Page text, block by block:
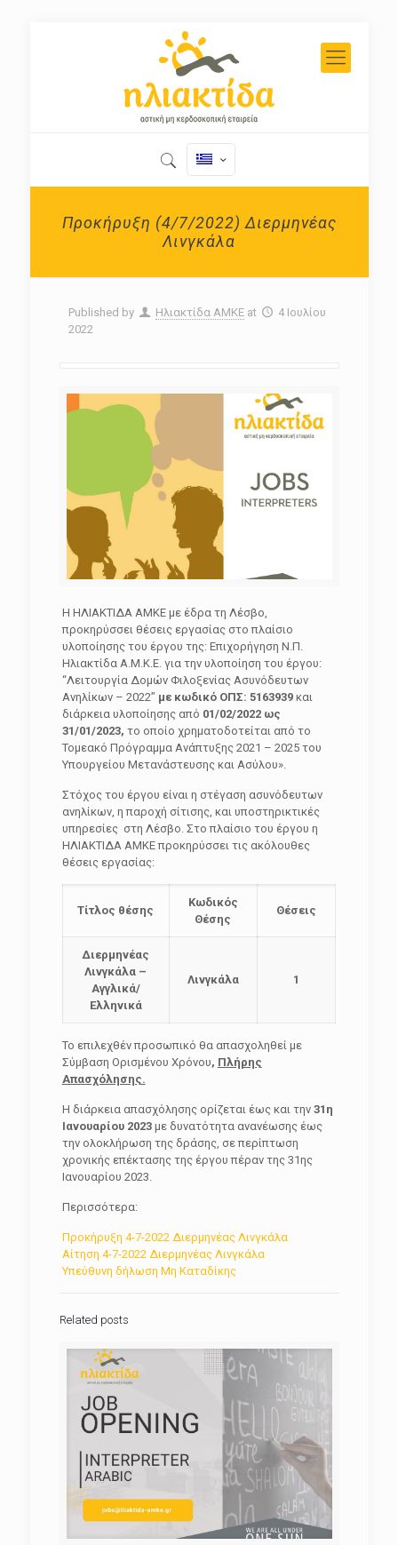
Προκήρυξη (4/7/2022) Διερμηνέας
Λινγκάλα
Published by Ηλιακτίδα ΑΜΚΕ at
4 Ιουλίου
2022
Η ΗΛΙΑΚΤΙΔΑ ΑΜΚΕ με έδρα τη Λέσβο,
προκηρύσσει θέσεις εργασίας στο πλαίσιο
υλοποίησης του έργου της: Επιχορήγηση Ν.Π.
Ηλιακτίδα Α.Μ.Κ.Ε. για την υλοποίηση του έργου:
“Λειτουργία Δομών Φιλοξενίας Ασυνόδευτων
Ανηλίκων – 2022” με κωδικό ΟΠΣ: 5163939και
διάρκεια υλοποίησης από 01/02/2022 ως
31/01/2023, το οποίο χρηματοδοτείται από το
Τομεακό Πρόγραμμα Ανάπτυξης 2021 – 2025 του
Υπουργείου Μετανάστευσης και Ασύλου».
Στόχος του έργου είναι η στέγαση ασυνόδευτων
ανηλίκων, η παροχή σίτισης, και υποστηρικτικές
υπηρεσίες στη Λέσβο. Στο πλαίσιο του έργου η
ΗΛΙΑΚΤΙΔΑ ΑΜΚΕ προκηρύσσει τις ακόλουθες
θέσεις εργασίας:
Τίτλος θέσης
Κωδικός
Θέσης
Θέσεις
Διερμηνέας
Λινγκάλα –
Αγγλικά/
Ελληνικά
Λινγκάλα 1
Το επιλεχθέν προσωπικό θα απασχοληθεί με
Σύμβαση Ορισμένου Χρόνου, Πλήρης
Απασχόλησης.
Η διάρκεια απασχόλησης ορίζεται έως και την 31η
Ιανουαρίου 2023με δυνατότητα ανανέωσης έως
την ολοκλήρωση της δράσης, σε περίπτωση
χρονικής επέκτασης της έργου πέραν της 31ης
Ιανουαρίου 2023.
Περισσότερα:
Προκήρυξη 4-7-2022 Διερμηνέας Λινγκάλα
Αίτηση 4-7-2022 Διερμηνέας Λινγκάλα
Υπεύθυνη δήλωση Μη Καταδίκης
Related posts